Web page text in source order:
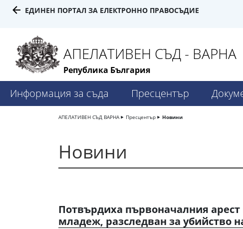
ЕДИНЕН ПОРТАЛ ЗА ЕЛЕКТРОННО ПРАВОСЪДИЕ
АПЕЛАТИВЕН СЪД - ВАРНА
Република България
Информация за съда Пресцентър
АПЕЛАТИВЕН СЪД ВАРНА Пресцентър Новини
Новини
Потвърдиха първоначалния
младеж, разследван за убийство